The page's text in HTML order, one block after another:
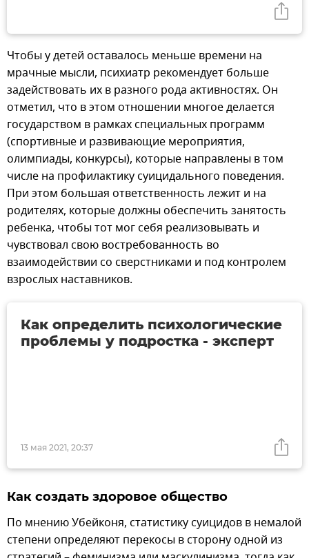
Чтобы у детей оставалось меньше времени на
мрачные мысли, психиатр рекомендует больше
задействовать их в разного рода активностях. Он
отметил, что в этом отношении многое делается
государством в рамках специальных программ
(спортивные и развивающие мероприятия,
олимпиады, конкурсы), которые направлены в том
числе на профилактику суицидального поведения.
При этом большая ответственность лежит и на
родителях, которые должны обеспечить занятость
ребенка, чтобы тот мог себя реализовывать и
чувствовал свою востребованность во
взаимодействии со сверстниками и под контролем
взрослых наставников.
13 мая 2021, 20:37
Как определить психологические
проблемы у подростка - эксперт
Как создать здоровое общество
По мнению Убейконя, статистику суицидов в немалой
степени определяют перекосы в сторону одной из